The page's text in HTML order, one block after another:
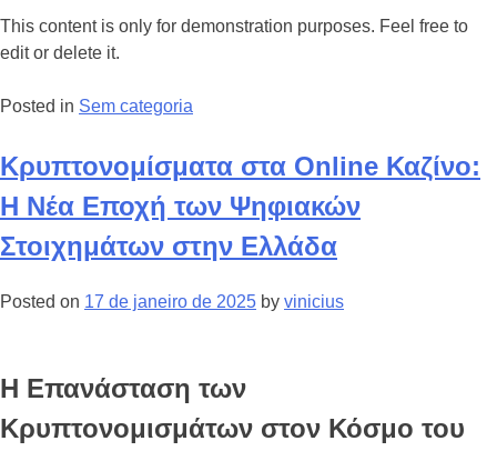
This content is only for demonstration purposes. Feel free to
edit or delete it.
Posted in Sem categoria
Κρυπτονομίσματα στα Online Καζίνο:
Η Νέα Εποχή των Ψηφιακών
Στοιχημάτων στην Ελλάδα
Posted on 17 de janeiro de 2025 by vinicius
Η Επανάσταση των
Κρυπτονομισμάτων στον Κόσμο του